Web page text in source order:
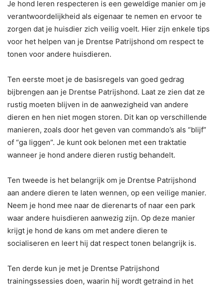
Je hond leren respecteren is een geweldige manier om je
verantwoordelijkheid als eigenaar te nemen en ervoor te
zorgen dat je huisdier zich veilig voelt. Hier zijn enkele tips
voor het helpen van je Drentse Patrijshond om respect te
tonen voor andere huisdieren.
Ten eerste moet je de basisregels van goed gedrag
bijbrengen aan je Drentse Patrijshond. Laat ze zien dat ze
rustig moeten blijven in de aanwezigheid van andere
dieren en hen niet mogen storen. Dit kan op verschillende
manieren, zoals door het geven van commando’s als “blijf”
of “ga liggen”. Je kunt ook belonen met een traktatie
wanneer je hond andere dieren rustig behandelt.
Ten tweede is het belangrijk om je Drentse Patrijshond
aan andere dieren te laten wennen, op een veilige manier.
Neem je hond mee naar de dierenarts of naar een park
waar andere huisdieren aanwezig zijn. Op deze manier
krijgt je hond de kans om met andere dieren te
socialiseren en leert hij dat respect tonen belangrijk is.
Ten derde kun je met je Drentse Patrijshond
trainingssessies doen, waarin hij wordt getraind in het